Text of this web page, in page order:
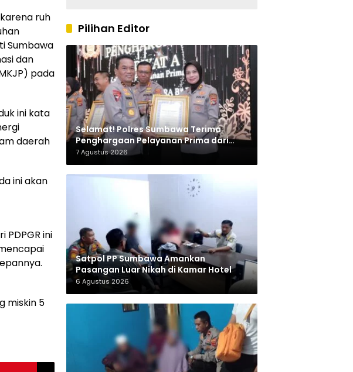
ruh
Sumbawa
dan
pada
ini kata
daerah
ini akan
ini
miskin 5
Pilihan Editor
Selamat! Polres Sumbawa Terima
Penghargaan Pelayanan Prima dari
Kapolri
7 Agustus 2026
Satpol PP Sumbawa Amankan
Pasangan Luar Nikah di Kamar Hotel
6 Agustus 2026